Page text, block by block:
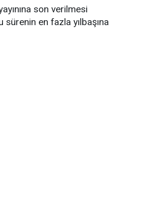
son verilmesi
en fazla yılbaşına